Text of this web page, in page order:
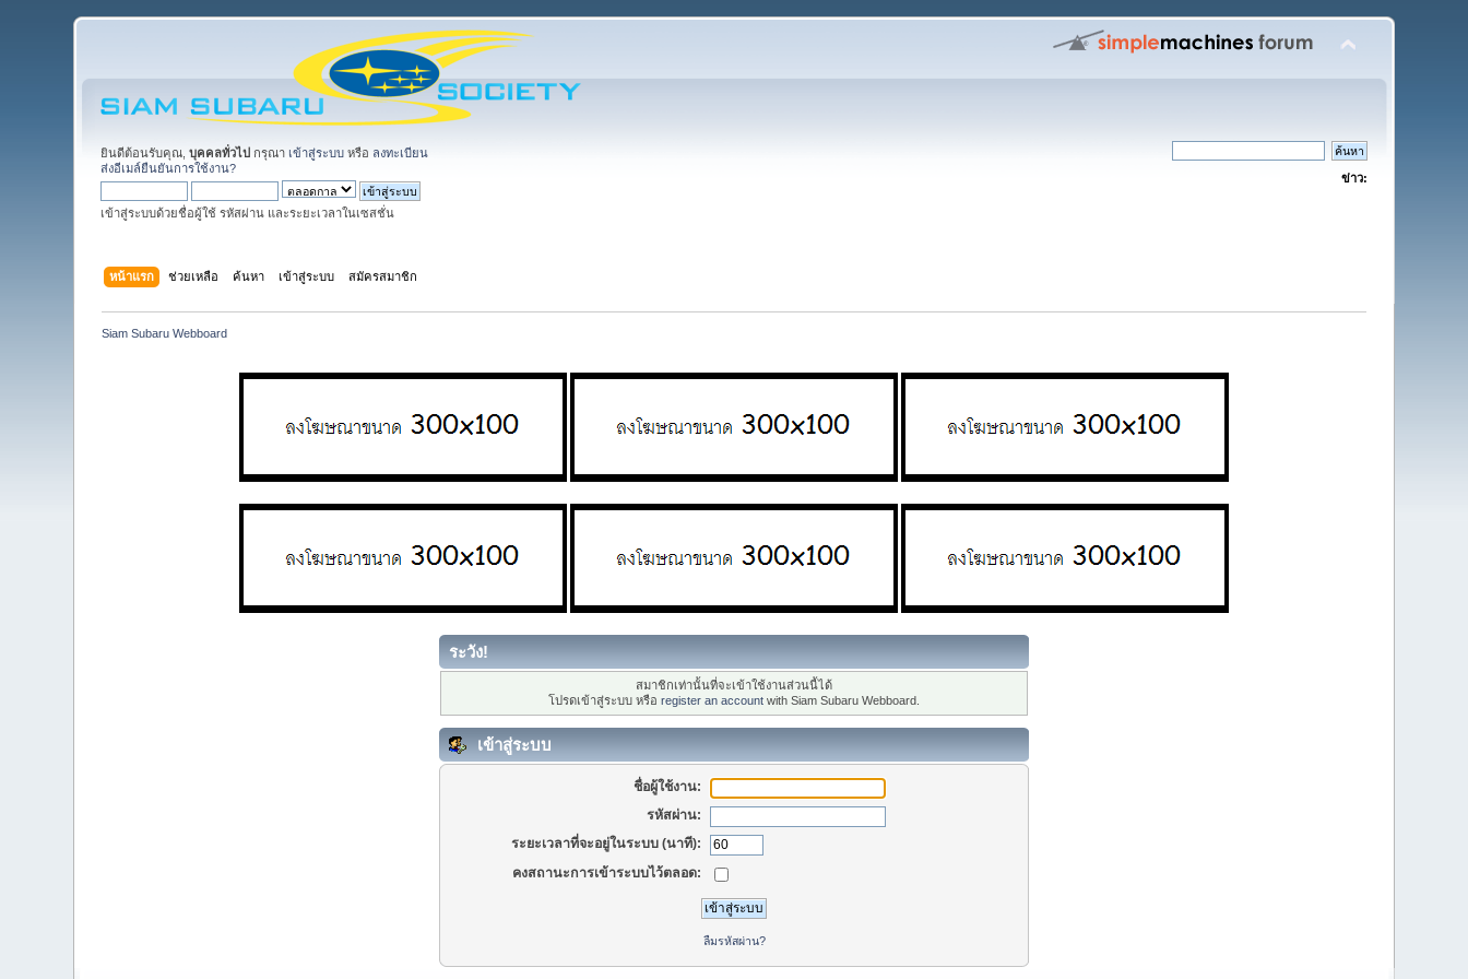
ยินดีต้อนรับคุณ,บุคคลทั่วไป กรุณา เข้าสู่ระบบ หรือ ลงทะเบียน
ส่งอีเมล์ยืนยันการใช้งาน?
เข้าสู่ระบบด้วยชื่อผู้ใช้ รหัสผ่าน และระยะเวลาในเซสชั่น
ข่าว:
หน้าแรก ช่วยเหลือ ค้นหา เข้าสู่ระบบ สมัครสมาชิก
Siam Subaru Webboard
ระวัง!
สมาชิกเท่านั้นที่จะเข้าใช้งานส่วนนี้ได้
โปรดเข้าสู่ระบบ หรือ register an account with Siam Subaru Webboard.
เข้าสู่ระบบ
ชื่อผู้ใช้งาน:
รหัสผ่าน:
ระยะเวลาที่จะอยู่ในระบบ (นาที):
คงสถานะการเข้าระบบไว้ตลอด:
ลืมรหัสผ่าน?